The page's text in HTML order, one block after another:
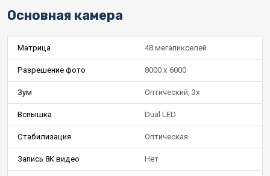
Основная камера
Матрица 48 мегапикселей
Разрешение фото 8000 x 6000
Зум Оптический, 3x
Вспышка Dual LED
Стабилизация Оптическая
Запись 8K видео Нет